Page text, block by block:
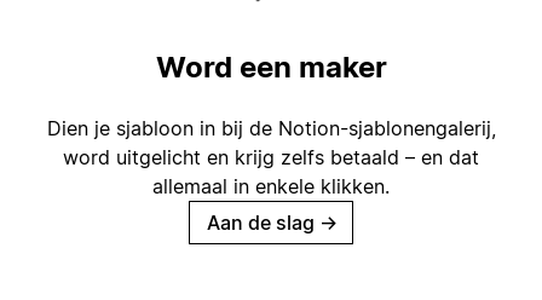
Word een maker
Dien je sjabloon in bij de Notion-sjablonengalerij,
word uitgelicht en krijg zelfs betaald – en dat
allemaal in enkele klikken.
Aan de slag →